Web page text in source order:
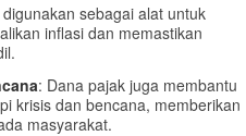
digunakan sebagai alat untuk
inflasi dan memastikan
: Dana pajak juga membantu
krisis dan bencana, memberikan
masyarakat.